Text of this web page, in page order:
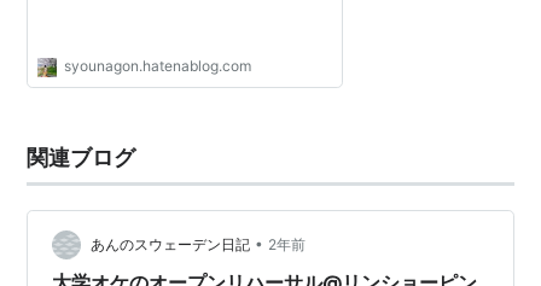
syounagon.hatenablog.com
関連ブログ
あんのスウェーデン日記 • 2年前